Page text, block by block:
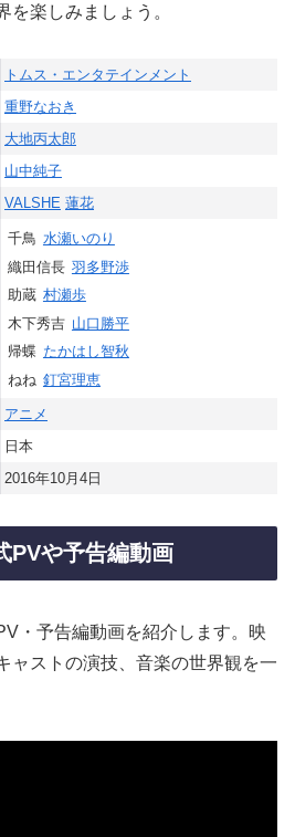
を楽しみましょう。
トムス・エンタテインメント
重野なおき
大地丙太郎
山中純子
VALSHE 蓮花
千鳥 水瀬いのり
織田信長 羽多野渉
助蔵 村瀬歩
木下秀吉 山口勝平
帰蝶 たかはし智秋
ねね 釘宮理恵
アニメ
日本
2016年10月4日
PVや予告編動画
・予告編動画を紹介します。映
ャストの演技、音楽の世界観を一